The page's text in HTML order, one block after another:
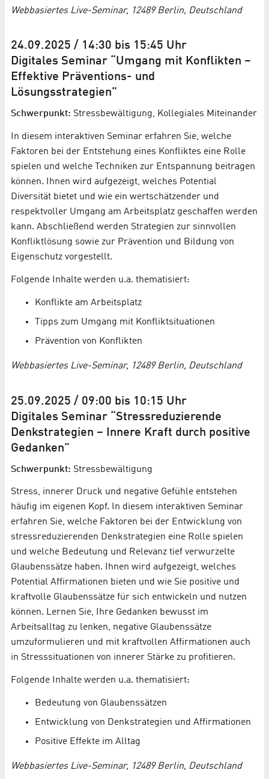
Webbasiertes Live-Seminar, 12489 Berlin, Deutschland
24.09.2025 / 14:30 bis 15:45 Uhr
Digitales Seminar “Umgang mit Konflikten –
Effektive Präventions- und
Lösungsstrategien”
Schwerpunkt: Stressbewältigung, Kollegiales Miteinander
In diesem interaktiven Seminar erfahren Sie, welche
Faktoren bei der Entstehung eines Konfliktes eine Rolle
spielen und welche Techniken zur Entspannung beitragen
können. Ihnen wird aufgezeigt, welches Potential
Diversität bietet und wie ein wertschätzender und
respektvoller Umgang am Arbeitsplatz geschaffen werden
kann. Abschließend werden Strategien zur sinnvollen
Konfliktlösung sowie zur Prävention und Bildung von
Eigenschutz vorgestellt.
Folgende Inhalte werden u.a. thematisiert:
Konflikte am Arbeitsplatz
Tipps zum Umgang mit Konfliktsituationen
Prävention von Konflikten
Webbasiertes Live-Seminar, 12489 Berlin, Deutschland
25.09.2025 / 09:00 bis 10:15 Uhr
Digitales Seminar “Stressreduzierende
Denkstrategien – Innere Kraft durch positive
Gedanken”
Schwerpunkt: Stressbewältigung
Stress, innerer Druck und negative Gefühle entstehen
häufig im eigenen Kopf. In diesem interaktiven Seminar
erfahren Sie, welche Faktoren bei der Entwicklung von
stressreduzierenden Denkstrategien eine Rolle spielen
und welche Bedeutung und Relevanz tief verwurzelte
Glaubenssätze haben. Ihnen wird aufgezeigt, welches
Potential Affirmationen bieten und wie Sie positive und
kraftvolle Glaubenssätze für sich entwickeln und nutzen
können. Lernen Sie, Ihre Gedanken bewusst im
Arbeitsalltag zu lenken, negative Glaubenssätze
umzuformulieren und mit kraftvollen Affirmationen auch
in Stresssituationen von innerer Stärke zu profitieren.
Folgende Inhalte werden u.a. thematisiert:
Bedeutung von Glaubenssätzen
Entwicklung von Denkstrategien und Affirmationen
Positive Effekte im Alltag
Webbasiertes Live-Seminar, 12489 Berlin, Deutschland